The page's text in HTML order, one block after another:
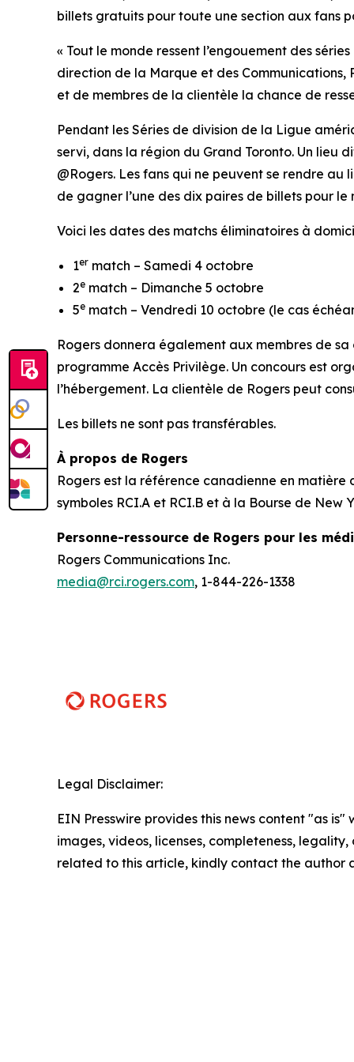
billets gratuits pour toute une section aux fans
« Tout le monde ressent l’engouement des
direction de la Marque et des Communications,
et de membres de la clientèle la chance de
Pendant les Séries de division de la Ligue
servi, dans la région du Grand Toronto. Un lieu
@Rogers. Les fans qui ne peuvent se rendre
de gagner l’une des dix paires de billets pour
Voici les dates des matchs éliminatoires à
1er match – Samedi 4 octobre
2e match – Dimanche 5 octobre
5e match – Vendredi 10 octobre (le cas
Rogers donnera également aux membres de
programme Accès Privilège. Un concours est
l’hébergement. La clientèle de Rogers peut
Les billets ne sont pas transférables.
À propos de Rogers
Rogers est la référence canadienne en matière
symboles RCI.A et RCI.B et à la Bourse de New
Personne-ressource de Rogers pour les
Rogers Communications Inc.
media@rci.rogers.com, 1-844-226-1338
Legal Disclaimer:
EIN Presswire provides this news content "as
images, videos, licenses, completeness,
related to this article, kindly contact the author